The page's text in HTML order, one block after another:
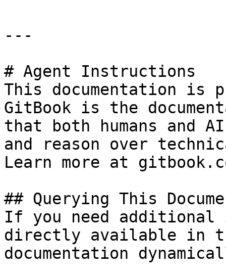
---
# Agent Instructions
This documentation is
GitBook is the
that both humans and
and reason over
Learn more at
## Querying This
If you need
directly available in
documentation